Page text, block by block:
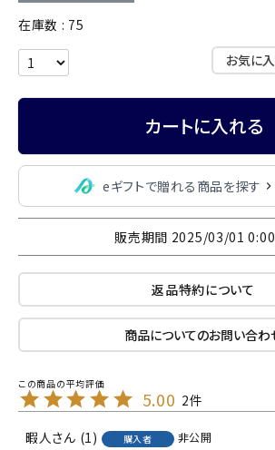
在庫数
75
お気に
カートに入れる
eギフトで贈れる商品を探す
販売期間 2025/03/01 0:00
返品特約について
商品についてのお問い合わ
5.00 2
暇人 1 購入者
非公開